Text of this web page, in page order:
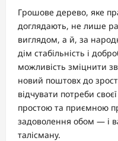
Грошове дерево, яке
доглядають, не лише
виглядом, а й, за
дім стабільність і
можливість зміцнити
новий поштовх до
відчувати потреби
простою та приємною
задоволення обом — і
талісману.